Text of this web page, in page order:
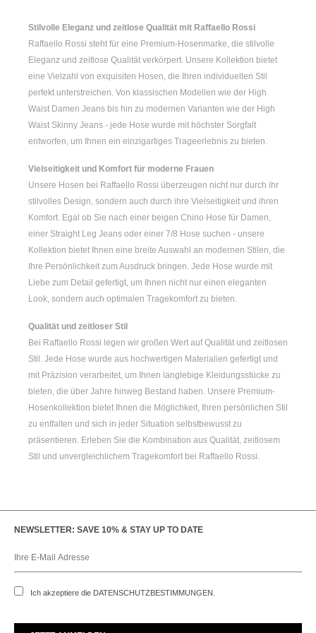
Stilvolle Eleganz und zeitlose Qualität mit Raffaello Rossi
Raffaello Rossi steht für eine Premium-Hosenmarke, die stilvolle
Eleganz und zeitlose Qualität verkörpert. Unsere Kollektion bietet
eine Vielzahl von exquisiten Hosen, die Ihren individuellen Stil
perfekt unterstreichen. Von klassischen Modellen wie der High
Waist Damen Jeans bis hin zu modernen Varianten wie der High
Waist Skinny Jeans - jede Hose wurde mit höchster Sorgfalt
entworfen, um Ihnen ein einzigartiges Trageerlebnis zu bieten.
Vielseitigkeit und Komfort für moderne Frauen
Unsere Hosen bei Raffaello Rossi überzeugen nicht nur durch ihr
stilvolles Design, sondern auch durch ihre Vielseitigkeit und ihren
Komfort. Egal ob Sie nach einer beigen Chino Hose für Damen
einer Straight Leg Jeans oder einer 7/8 Hose suchen - unsere
Kollektion bietet Ihnen eine breite Auswahl an modernen Stilen, die
Ihre Persönlichkeit zum Ausdruck bringen. Jede Hose wurde mit
Liebe zum Detail gefertigt, um Ihnen nicht nur einen eleganten
Look, sondern auch optimalen Tragekomfort zu bieten.
Qualität und zeitloser Stil
Bei Raffaello Rossi legen wir großen Wert auf Qualität und zeitlosen
Stil. Jede Hose wurde aus hochwertigen Materialien gefertigt und
mit Präzision verarbeitet, um Ihnen langlebige Kleidungsstücke zu
bieten, die über Jahre hinweg Bestand haben. Unsere Premium-
Hosenkollektion bietet Ihnen die Möglichkeit, Ihren persönlichen Stil
zu entfalten und sich in jeder Situation selbstbewusst zu
präsentieren. Erleben Sie die Kombination aus Qualität, zeitlosem
Stil und unvergleichlichem Tragekomfort bei Raffaello Rossi.
NEWSLETTER: SAVE 10% & STAY UP TO DATE
Ich akzeptiere die DATENSCHUTZBESTIMMUNGEN